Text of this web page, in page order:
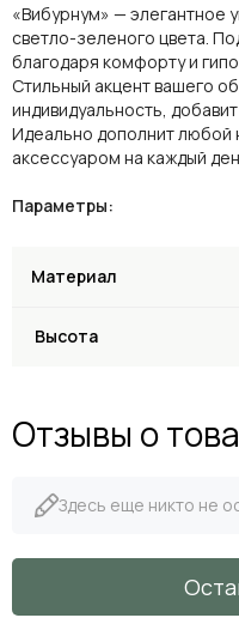
«Вибурнум» — элегантное
светло-зеленого цвета.
благодаря комфорту и
Стильный акцент вашего
индивидуальность,
Идеально дополнит
аксессуаром на каждый
Параметры:
Материал
Высота
Отзывы о
Здесь еще никто не